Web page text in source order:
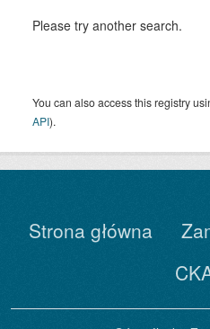
Please try another search.
You can also access this registry
API).
Strona główna